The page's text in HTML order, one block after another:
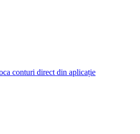
conturi direct din aplicație